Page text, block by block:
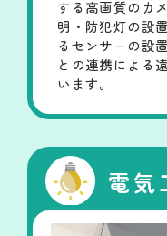
する高画質のカ
明・防犯灯の設
るセンサーの設
との連携による
います。
電気